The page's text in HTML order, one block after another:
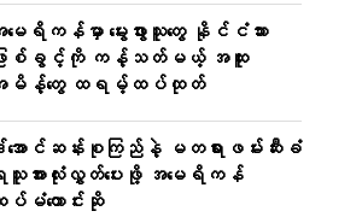
မေရိကန်မှာ မွေးဖွားသူတွေ နိုင်ငံသား
ြစ်ခွင့်ကို ကန့်သတ်မယ့် အထူး
မိန့်တွေ ထရမ့်ထပ်ထုတ်
ါ်အောင်ဆန်းစုကြည်နဲ့ မတရားဖမ်းဆီးခံ
သူအားလုံးလွှတ်ပေးဖို့ အမေရိကန်
ပ်မံတောင်းဆို